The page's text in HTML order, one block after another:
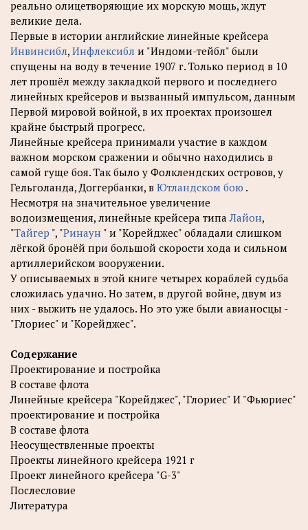
реально олицетворяющие их морскую мощь, ждут
великие дела.
Первые в истории английские линейные крейсера
Инвинсибл, Инфлексибл и "Индоми-тейбл" были
спущены на воду в течение 1907 г. Только период в 10
лет прошёл между закладкой первого и последнего
линейных крейсеров и вызванный импульсом, данным
Первой мировой войной, в их проектах произошел
крайне быстрый прогресс.
Линейные крейсера принимали участие в каждом
важном морском сражении и обычно находились в
самой гуще боя. Так было у Фолклендских островов, у
Гельголанда, Доггербанки, в Ютландском бою .
Несмотря на значительное увеличение
водоизмещения, линейные крейсера типаЛайон,
"Тайгер ", "Ринаун " и "Корейджес" обладали слишком
лёгкой бронёй при большой скорости хода и сильном
артиллерийском вооружении.
У описываемых в этой книге четырех кораблей судьба
сложилась удачно. Но затем, в другой войне, двум из
них - выжить не удалось. Но это уже были авианосцы -
"Глориес" и "Корейджес".
Содержание
Проектирование и постройка
В составе флота
Линейные крейсера "Корейджес", "Глориес" И "Фьюриес"
проектирование и постройка
В составе флота
Неосуществленные проекты
Проекты линейного крейсера 1921 г
Проект линейного крейсера "G-3"
Послесловие
Литература